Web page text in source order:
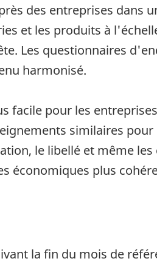
des entreprises dans
et les produits à
Les questionnaires
harmonisé.
facile pour les
similaires
le libellé et même
économiques plus
la fin du mois de